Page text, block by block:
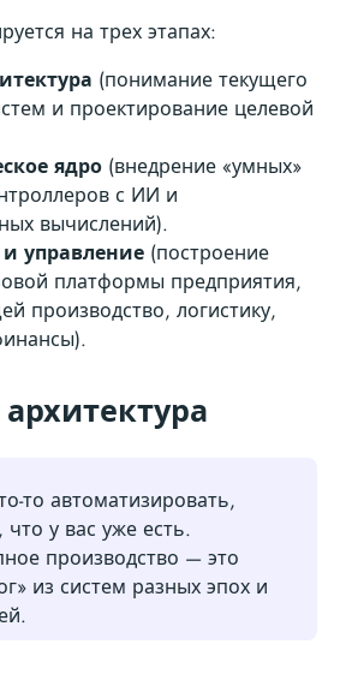
на трех этапах:
(понимание текущего
и проектирование целевой
ядро (внедрение «умных»
с ИИ и
вычислений).
управление (построение
платформы предприятия,
производство, логистику,
то автоматизировать,
у вас уже есть.
производство — это
из систем разных эпох и